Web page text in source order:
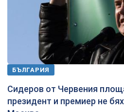
БЪЛГАРИЯ
Сидеров от Червения
президент и премиер не